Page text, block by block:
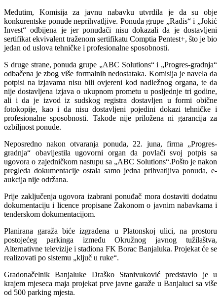
Međutim, Komisija za javnu nabavku utvrdila je da su obje
konkurentske ponude neprihvatljive. Ponuda grupe „Radis“ i „Jokić
Invest“ odbijena je jer ponuđači nisu dokazali da je dostavljeni
sertifikat ekvivalent traženom sertifikatu Comptia Pentest+, što je bio
jedan od uslova tehničke i profesionalne sposobnosti.
S druge strane, ponuda grupe „ABC Solutions“ i „Progres-gradnja“
odbačena je zbog više formalnih nedostataka. Komisija je navela da
potpisi na izjavama nisu bili ovjereni kod nadležnog organa, te da
nije dostavljena izjava o ukupnom prometu u posljednje tri godine,
ali i da je izvod iz sudskog registra dostavljen u formi obične
fotokopije, kao i da nisu dostavljeni pojedini dokazi tehničke i
profesionalne sposobnosti. Takođe nije priložena ni garancija za
ozbiljnost ponude.
Neposredno nakon otvaranja ponuda, 22. juna, firma „Progres-
gradnja“ obavijestila ugovorni organ da povlači svoj potpis sa
ugovora o zajedničkom nastupu sa „ABC Solutions“.Pošto je nakon
pregleda dokumentacije ostala samo jedna prihvatljiva ponuda, e-
aukcija nije održana.
Prije zaključenja ugovora izabrani ponuđač mora dostaviti dodatnu
dokumentaciju i licence propisane Zakonom o javnim nabavkama i
tenderskom dokumentacijom.
Planirana garaža biće izgrađena u Platonskoj ulici, na prostoru
postojećeg parkinga između Okružnog javnog tužilaštva,
Alternativne televizije i stadiona FK Borac Banjaluka. Projekat će se
realizovati po sistemu „ključ u ruke“.
Gradonačelnik Banjaluke Draško Stanivuković predstavio je u
krajem mjeseca maja projekat prve javne garaže u Banjaluci sa više
od 500 parking mjesta.